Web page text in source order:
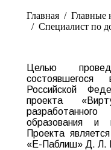
Главная
Главные
Специалист по
Целью
Российской
проекта
образования и
Проекта
«Е-Паблиш» Д. Л.